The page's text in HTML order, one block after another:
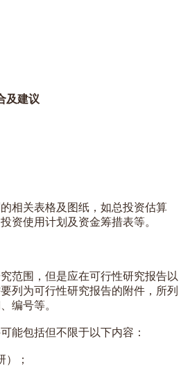
及建议
相关表格及图纸，如总投资估算
资使用计划及资金筹措表等。
范围，但是应在可行性研究报告以
列为可行性研究报告的附件，所列
编号等。
能包括但不限于以下内容：
）；